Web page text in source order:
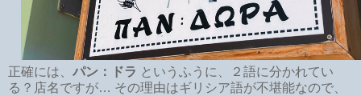
正確には、 パン：ドラ というふうに、２語に分かれてい
る？店名ですが… その理由はギリシア語が不堪能なので、